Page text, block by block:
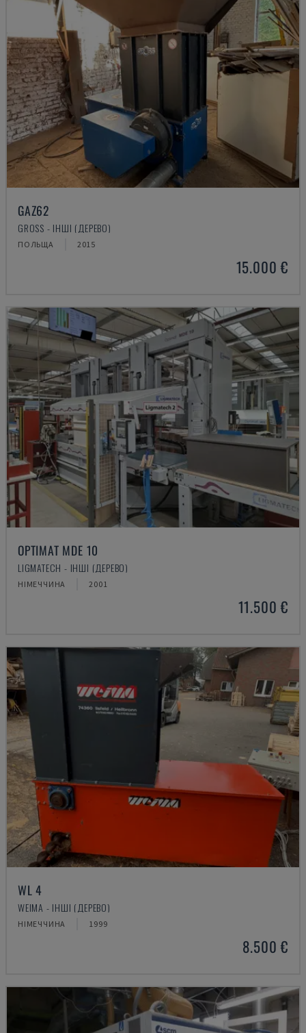
GAZ62
GROSS - ІНШІ (ДЕРЕВО)
ПОЛЬЩА 2015
15.000 €
OPTIMAT MDE 10
LIGMATECH - ІНШІ (ДЕРЕВО)
НІМЕЧЧИНА 2001
11.500 €
WL 4
WEIMA - ІНШІ (ДЕРЕВО)
НІМЕЧЧИНА 1999
8.500 €